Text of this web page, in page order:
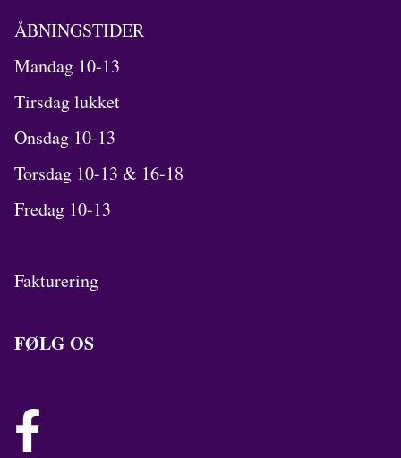
ÅBNINGSTIDER
Mandag 10-13
Tirsdag lukket
Onsdag 10-13
Torsdag 10-13 & 16-18
Fredag 10-13
Fakturering
FØLG OS
